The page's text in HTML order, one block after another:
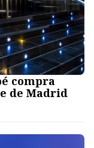
compra
de Madrid